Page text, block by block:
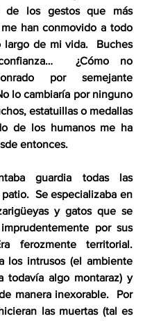
los gestos que más
han conmovido a todo
de mi vida.  Buches
¿Cómo no
por semejante
lo cambiaría por ninguno
estatuillas o medallas
de los humanos me ha
entonces.
guardia todas las
Se especializaba en
y gatos que se
por sus
ferozmente territorial.
los intrusos (el ambiente
todavía algo montaraz) y
manera inexorable.  Por
las muertas (tal es